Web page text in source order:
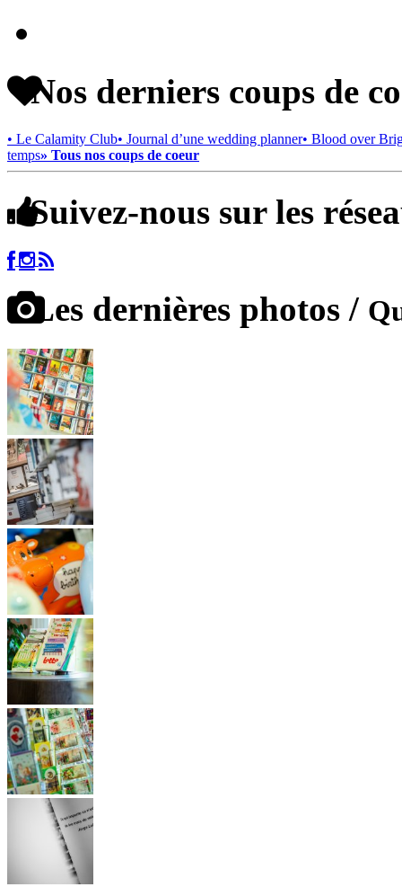
Nos derniers coups de
• Le Calamity Club• Journal d’une wedding planner• Blood over
temps» Tous nos coups de coeur
Suivez-nous sur les
Les dernières photos /